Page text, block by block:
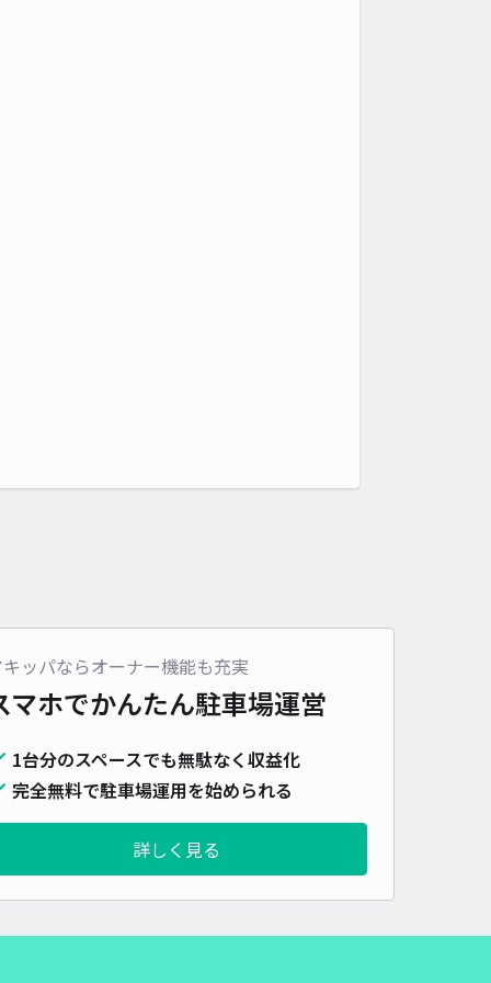
ッパならオーナー機能も充実
マホでかんたん駐車場運営
1台分のスペースでも無駄なく収益化
完全無料で駐車場運用を始められる
詳しく見る